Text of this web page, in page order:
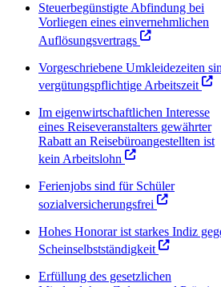
Steuerbegünstigte Abfindung bei
Vorliegen eines einvernehmlichen
Auflösungsvertrags
Vorgeschriebene Umkleidezeiten
vergütungspflichtige Arbeitszeit
Im eigenwirtschaftlichen Interesse
eines Reiseveranstalters gewährter
Rabatt an Reisebüroangestellten ist
kein Arbeitslohn
Ferienjobs sind für Schüler
sozialversicherungsfrei
Hohes Honorar ist starkes Indiz
Scheinselbstständigkeit
Erfüllung des gesetzlichen